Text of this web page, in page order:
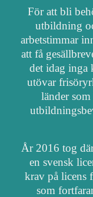
För att bli
utbildning
arbetstimmar
att få
det idag inga
utövar
länder
År 2016 tog
en svensk
krav på licens
som